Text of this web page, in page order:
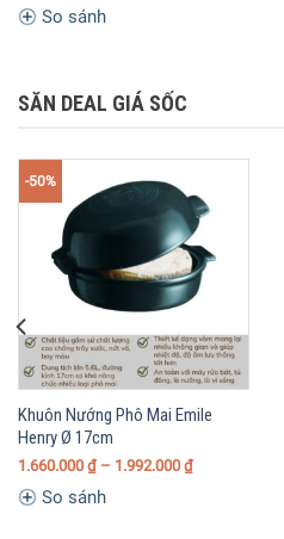
So sánh
SĂN DEAL GIÁ SỐC
-50%
Khuôn Nướng Phô Mai Emile
Henry Ø 17cm
1.660.000 ₫ – 1.992.000 ₫
So sánh